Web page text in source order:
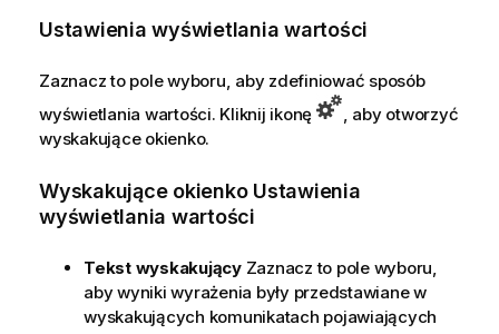
Ustawienia wyświetlania wartości
Zaznacz to pole wyboru, aby zdefiniować sposób
wyświetlania wartości. Kliknij ikonę
, aby otworzyć
wyskakujące okienko.
Wyskakujące okienko Ustawienia
wyświetlania wartości
Tekst wyskakującyZaznacz to pole wyboru,
aby wyniki wyrażenia były przedstawiane w
wyskakujących komunikatach pojawiających